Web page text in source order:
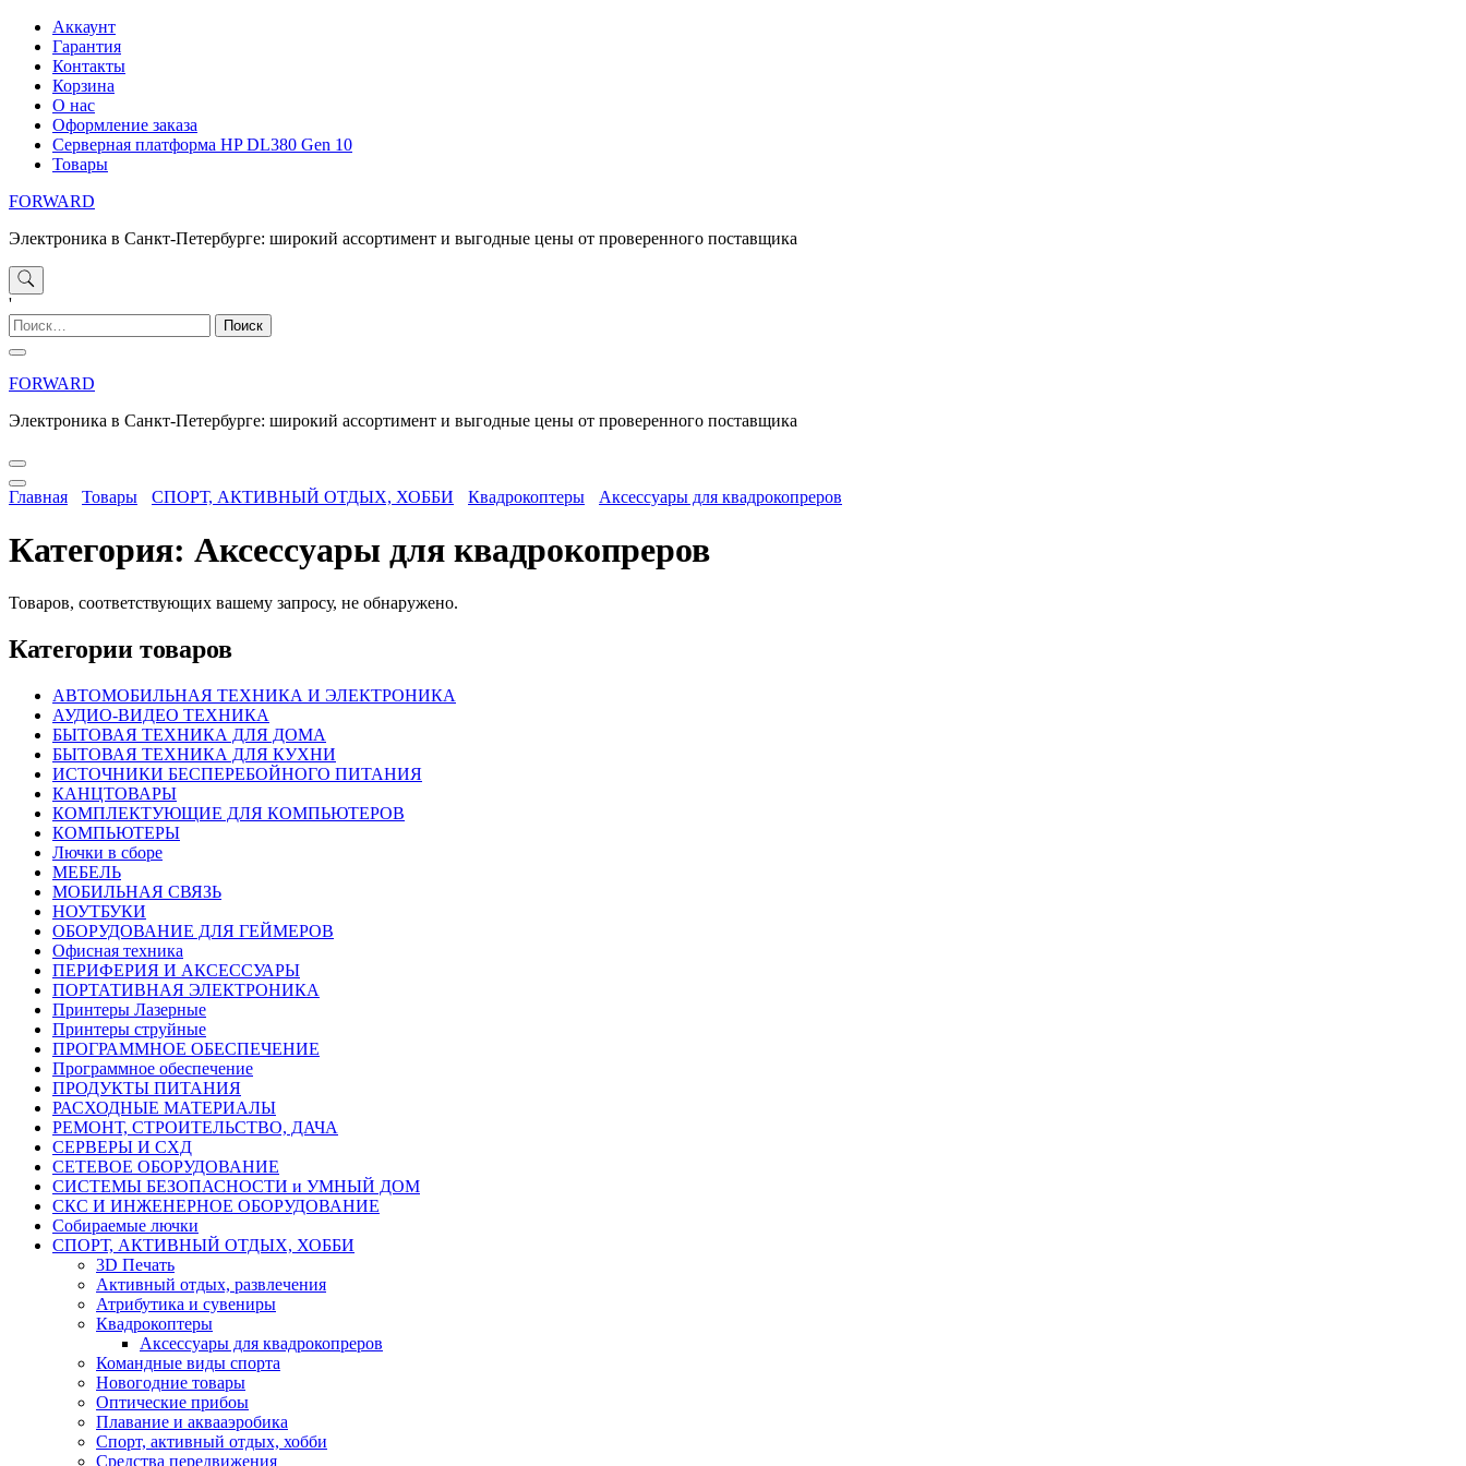
Перейти
содержимому
Аккаунт
Гарантия
Контакты
Корзина
О нас
Оформление заказа
Серверная платформа HP DL380 Gen 10
Товары
FORWARD
Электроника в Санкт-Петербурге: широкий ассортимент и выгодные цены от проверенного поставщика
'
Найти:
FORWARD
Электроника в Санкт-Петербурге: широкий ассортимент и выгодные цены от проверенного поставщика
Главная Товары СПОРТ, АКТИВНЫЙ ОТДЫХ, ХОББИ Квадрокоптеры Аксессуары для квадрокопреров
Категория: Аксессуары для квадрокопреров
Товаров, соответствующих вашему запросу, не обнаружено.
Категории товаров
АВТОМОБИЛЬНАЯ ТЕХНИКА И ЭЛЕКТРОНИКА
АУДИО-ВИДЕО ТЕХНИКА
БЫТОВАЯ ТЕХНИКА ДЛЯ ДОМА
БЫТОВАЯ ТЕХНИКА ДЛЯ КУХНИ
ИСТОЧНИКИ БЕСПЕРЕБОЙНОГО ПИТАНИЯ
КАНЦТОВАРЫ
КОМПЛЕКТУЮЩИЕ ДЛЯ КОМПЬЮТЕРОВ
КОМПЬЮТЕРЫ
Лючки в сборе
МЕБЕЛЬ
МОБИЛЬНАЯ СВЯЗЬ
НОУТБУКИ
ОБОРУДОВАНИЕ ДЛЯ ГЕЙМЕРОВ
Офисная техника
ПЕРИФЕРИЯ И АКСЕССУАРЫ
ПОРТАТИВНАЯ ЭЛЕКТРОНИКА
Принтеры Лазерные
Принтеры струйные
ПРОГРАММНОЕ ОБЕСПЕЧЕНИЕ
Программное обеспечение
ПРОДУКТЫ ПИТАНИЯ
РАСХОДНЫЕ МАТЕРИАЛЫ
РЕМОНТ, СТРОИТЕЛЬСТВО, ДАЧА
СЕРВЕРЫ И СХД
СЕТЕВОЕ ОБОРУДОВАНИЕ
СИСТЕМЫ БЕЗОПАСНОСТИ и УМНЫЙ ДОМ
СКС И ИНЖЕНЕРНОЕ ОБОРУДОВАНИЕ
Собираемые лючки
СПОРТ, АКТИВНЫЙ ОТДЫХ, ХОББИ
3D Печать
Активный отдых, развлечения
Атрибутика и сувениры
Квадрокоптеры
Аксессуары для квадрокопреров
Командные виды спорта
Новогодние товары
Оптические прибоы
Плавание и аквааэробика
Спорт, активный отдых, хобби
Средства передвижения